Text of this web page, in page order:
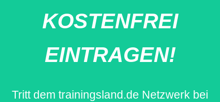
KOSTENFREI
EINTRAGEN!
Tritt dem trainingsland.de Netzwerk bei